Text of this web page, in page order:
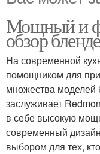
Мощный и
обзор
На современной
помощником для
множества моделей
заслуживает
в себе высокую
современный
выбором для тех,